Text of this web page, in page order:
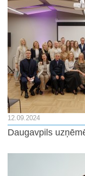
12.09.2024
Daugavpils